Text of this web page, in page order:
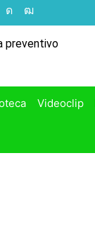
preventivo
Videoclip